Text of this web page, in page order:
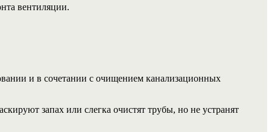
вентиляции.
и в сочетании с очищением канализационных
запах или слегка очистят трубы, но не устранят